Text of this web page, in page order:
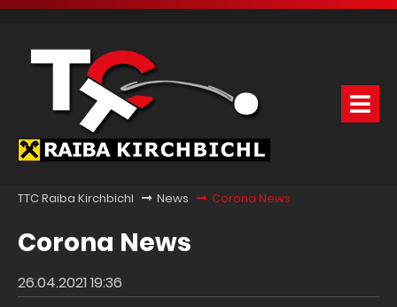
TTC Raiba Kirchbichl News Corona News
Corona News
26.04.2021 19:36